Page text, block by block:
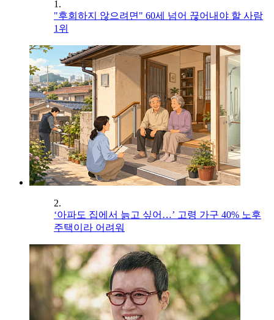
1.
"후회하지 않으려면" 60세 넘어 끊어내야 할 사람
1위
2.
‘아파도 집에서 늙고 싶어…’ 고령 가구 40% 노후
주택이라 어려워